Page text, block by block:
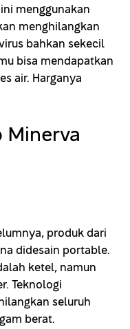
menggunakan
menghilangkan
bahkan sekecil
bisa mendapatkan
air. Harganya
produk dari
didesain portable.
ketel, namun
Teknologi
seluruh
berat.